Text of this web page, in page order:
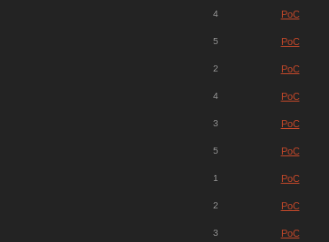
4 PoC
5 PoC
2 PoC
4 PoC
3 PoC
5 PoC
1 PoC
2 PoC
3 PoC